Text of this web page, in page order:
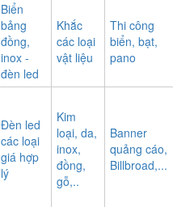
Biển
bảng
đồng,
inox -
đèn led
Khắc
các loại
vật liệu
Thi công
biển, bạt,
pano
Đèn led
các loại
giá hợp
lý
Kim
loại, da,
inox,
đồng,
gỗ,..
Banner
quảng cáo,
Billbroad,...